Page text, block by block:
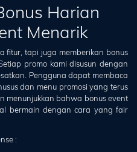
Harian
Menarik
fitur, tapi juga memberikan bonus
promo kami disusun dengan
Pengguna dapat membaca
dan menu promosi yang terus
menunjukkan bahwa bonus event
bermain dengan cara yang fair
: